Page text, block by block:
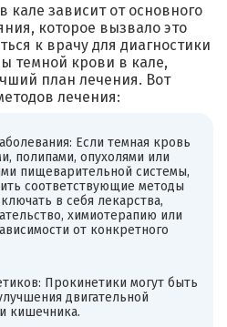
кале зависит от основного
которое вызвало это
к врачу для диагностики
темной крови в кале,
план лечения. Вот
лечения:
Если темная кровь
полипами, опухолями или
пищеварительной системы,
соответствующие методы
в себя лекарства,
химиотерапию или
от конкретного
Прокинетики могут быть
двигательной
кишечника.